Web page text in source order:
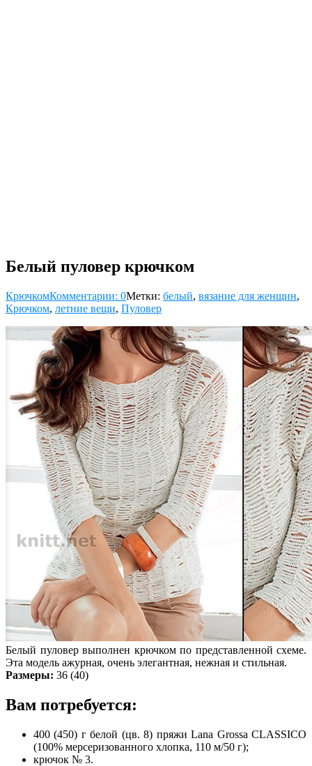
Белый пуловер крючком
КрючкомКомментарии: 0Метки: белый, вязание для женщин,
Крючком, летние вещи, Пуловер
Белый пуловер выполнен крючком по представленной схеме.
Эта модель ажурная, очень элегантная, нежная и стильная.
Размеры: 36 (40)
Вам потребуется:
400 (450) г белой (цв. 8) пряжи Lana Grossa CLASSICO
(100% мерсеризованного хлопка, 110 м/50 г);
крючок № 3.